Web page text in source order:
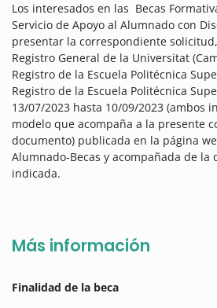
Los interesados en las Becas
Servicio de Apoyo al Alumnado con
presentar la correspondiente
Registro General de la Universitat
Registro de la Escuela Politécnica
Registro de la Escuela Politécnica
13/07/2023 hasta 10/09/2023 (ambos
modelo que acompaña a la presente
documento) publicada en la página
Alumnado-Becas y acompañada de la
indicada.
Más información
Finalidad de la beca